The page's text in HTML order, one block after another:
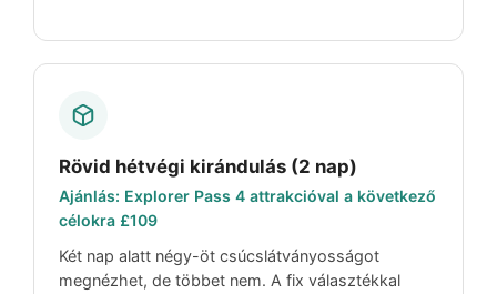
Rövid hétvégi kirándulás (2 nap)
Ajánlás: Explorer Pass 4 attrakcióval a következő
célokra £109
Két nap alatt négy-öt csúcslátványosságot
megnézhet, de többet nem. A fix választékkal